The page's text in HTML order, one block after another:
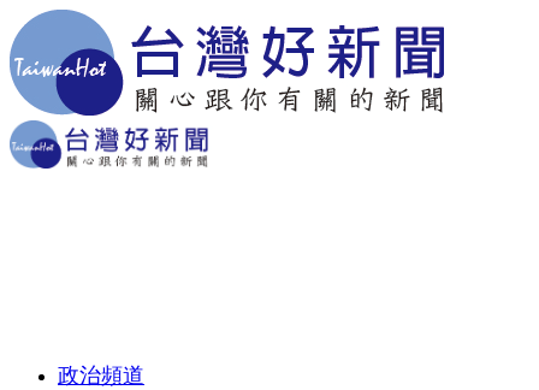
政治頻道